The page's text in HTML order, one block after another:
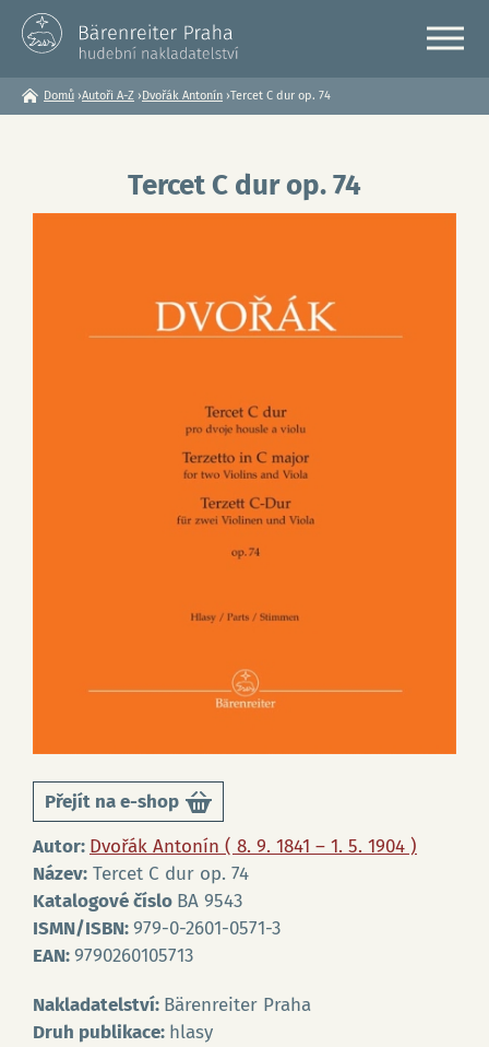
JsteDomů ›Autoři A-Z ›Dvořák Antonín ›Tercet C dur op. 74
Tercet C dur op. 74
Přejít na e-shop
Autor: Dvořák Antonín ( 8. 9. 1841 – 1. 5. 1904 )
Název: Tercet C dur op. 74
Katalogové číslo BA 9543
ISMN/ISBN:979-0-2601-0571-3
EAN:9790260105713
Nakladatelství: Bärenreiter Praha
Druh publikace: hlasy